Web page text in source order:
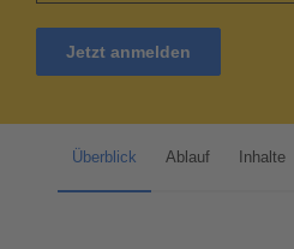
Jetzt anmelden
Überblick Ablauf Inhalte